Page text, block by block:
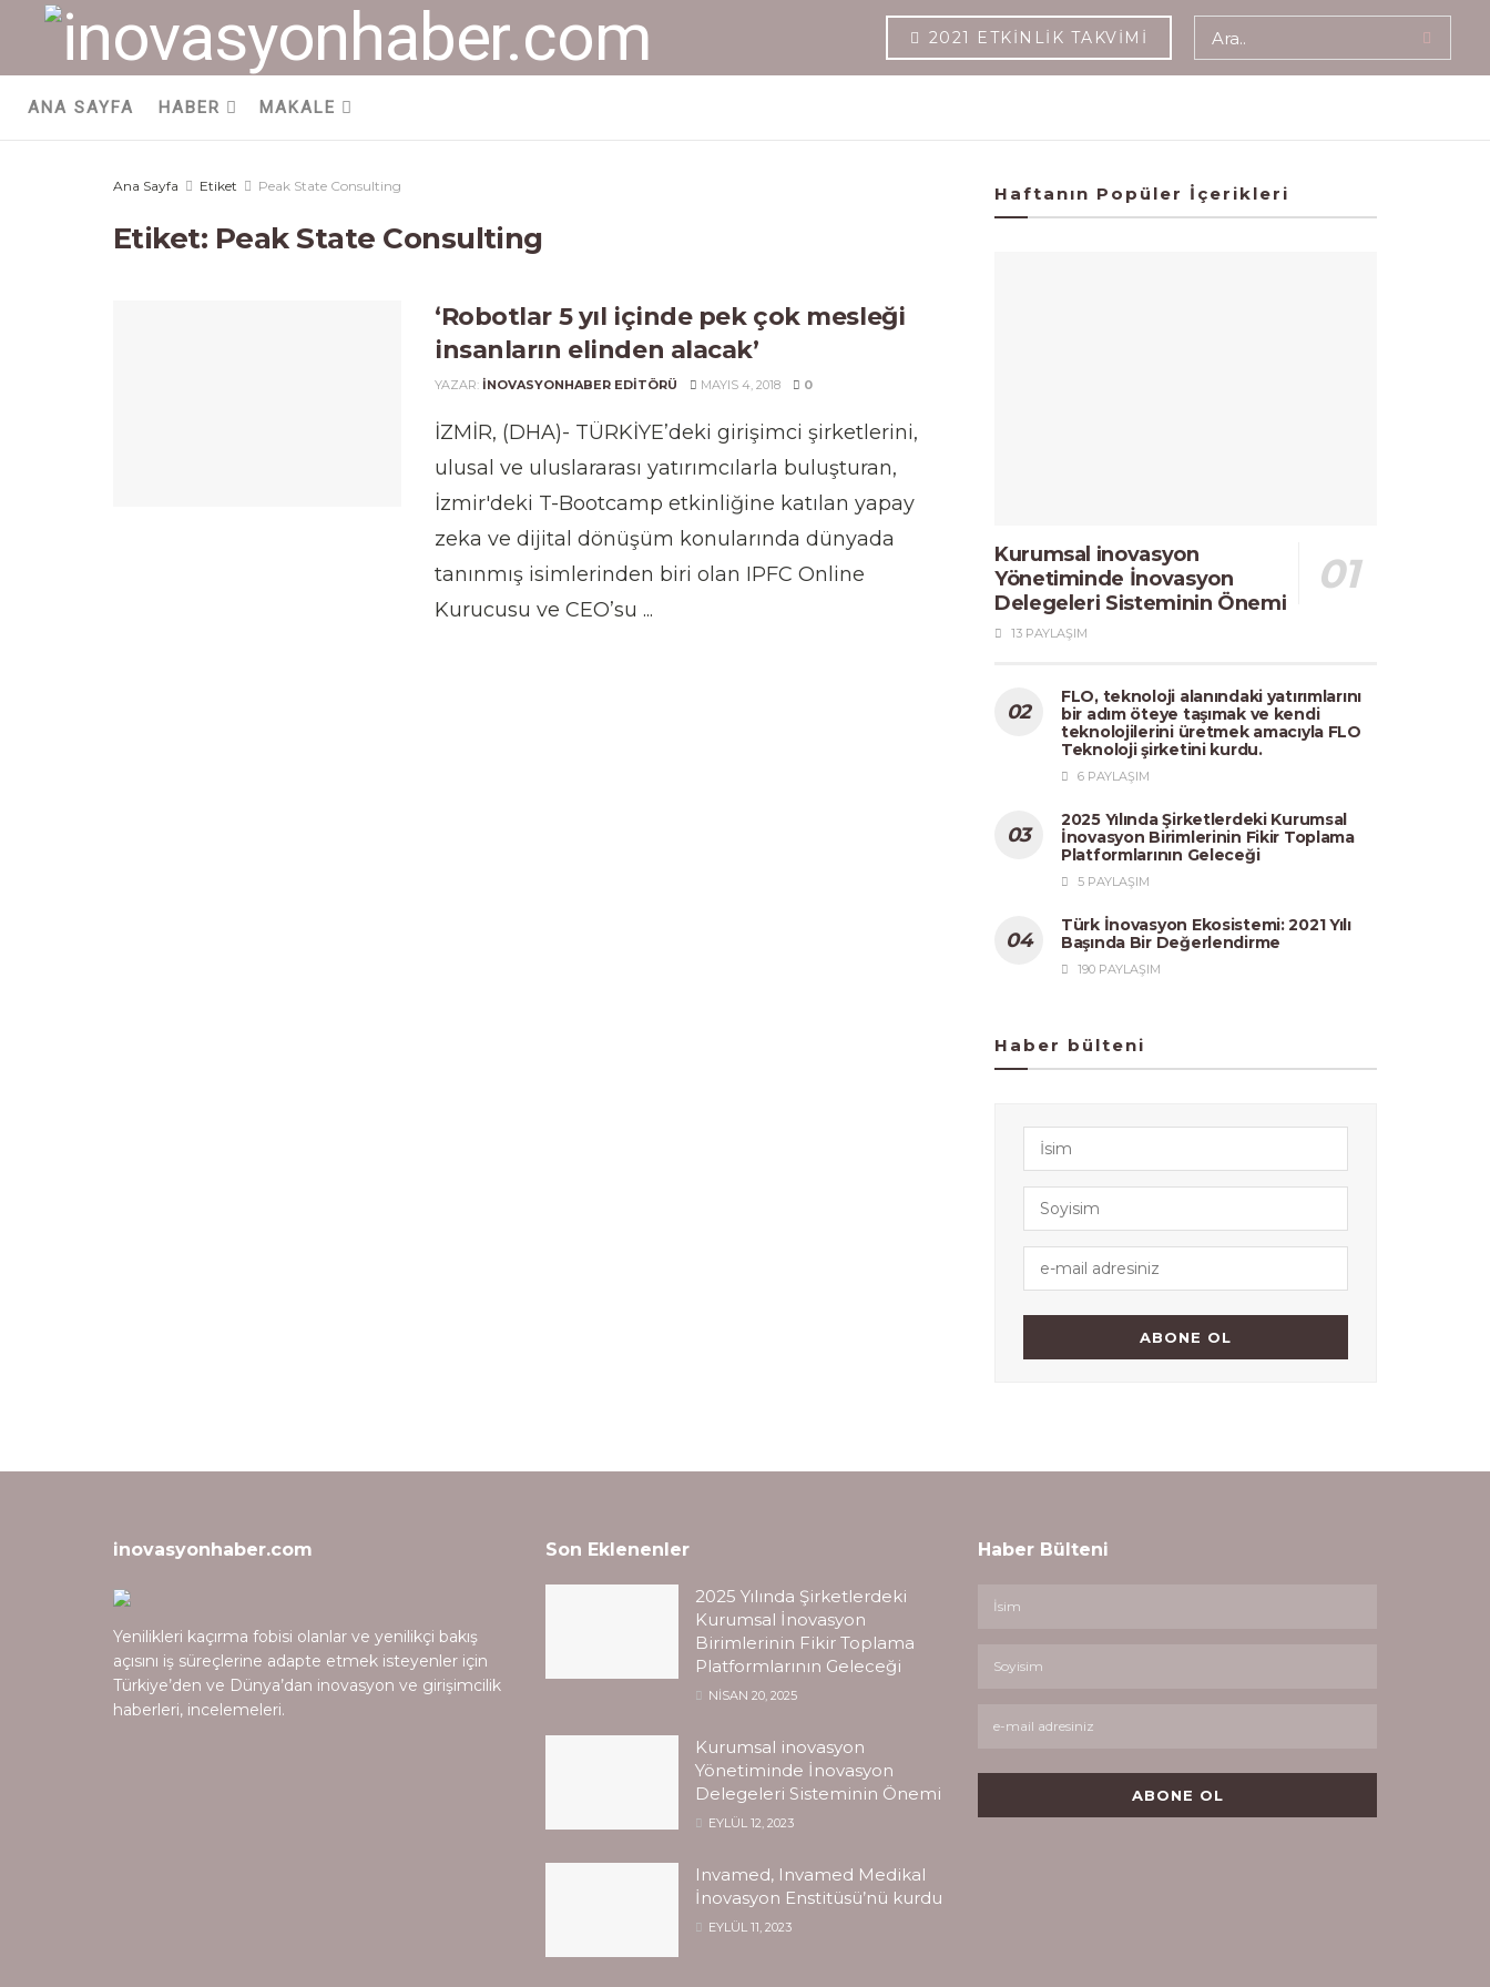
2021 ETKINLIK TAKVIMI
ANA SAYFA HABER MAKALE
Ana Sayfa Etiket Peak State Consulting
Etiket: Peak State Consulting
‘Robotlar 5 yıl içinde pek çok mesleği
insanların elinden alacak’
YAZAR: INOVASYONHABER EDITÖRÜ MAYIS 4, 2018 0
İZMİR, (DHA)- TÜRKİYE’deki girişimci şirketlerini,
ulusal ve uluslararası yatırımcılarla buluşturan,
İzmir'deki T-Bootcamp etkinliğine katılan yapay
zeka ve dijital dönüşüm konularında dünyada
tanınmış isimlerinden biri olan IPFC Online
Kurucusu ve CEO’su ...
Haftanın Popüler İçerikleri
Kurumsal inovasyon
Yönetiminde İnovasyon
Delegeleri Sisteminin Önemi
13 PAYLAŞIM
FLO, teknoloji alanındaki yatırımlarını
bir adım öteye taşımak ve kendi
teknolojilerini üretmek amacıyla FLO
Teknoloji şirketini kurdu.
6 PAYLAŞIM
2025 Yılında Şirketlerdeki Kurumsal
İnovasyon Birimlerinin Fikir Toplama
Platformlarının Geleceği
5 PAYLAŞIM
Türk İnovasyon Ekosistemi: 2021 Yılı
Başında Bir Değerlendirme
190 PAYLAŞIM
Haber bülteni
inovasyonhaber.com
Yenilikleri kaçırma fobisi olanlar ve yenilikçi bakış
açısını iş süreçlerine adapte etmek isteyenler için
Türkiye’den ve Dünya’dan inovasyon ve girişimcilik
haberleri, incelemeleri.
Son Eklenenler
2025 Yılında Şirketlerdeki
Kurumsal İnovasyon
Birimlerinin Fikir Toplama
Platformlarının Geleceği
NISAN 20, 2025
Kurumsal inovasyon
Yönetiminde İnovasyon
Delegeleri Sisteminin Önemi
EYLÜL 12, 2023
Invamed, Invamed Medikal
İnovasyon Enstitüsü’nü kurdu
EYLÜL 11, 2023
Haber Bülteni